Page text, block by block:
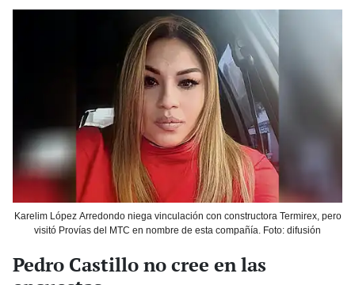
Karelim López Arredondo niega vinculación con constructora Termirex, pero
visitó Provías del MTC en nombre de esta compañía. Foto: difusión
Pedro Castillo no cree en las